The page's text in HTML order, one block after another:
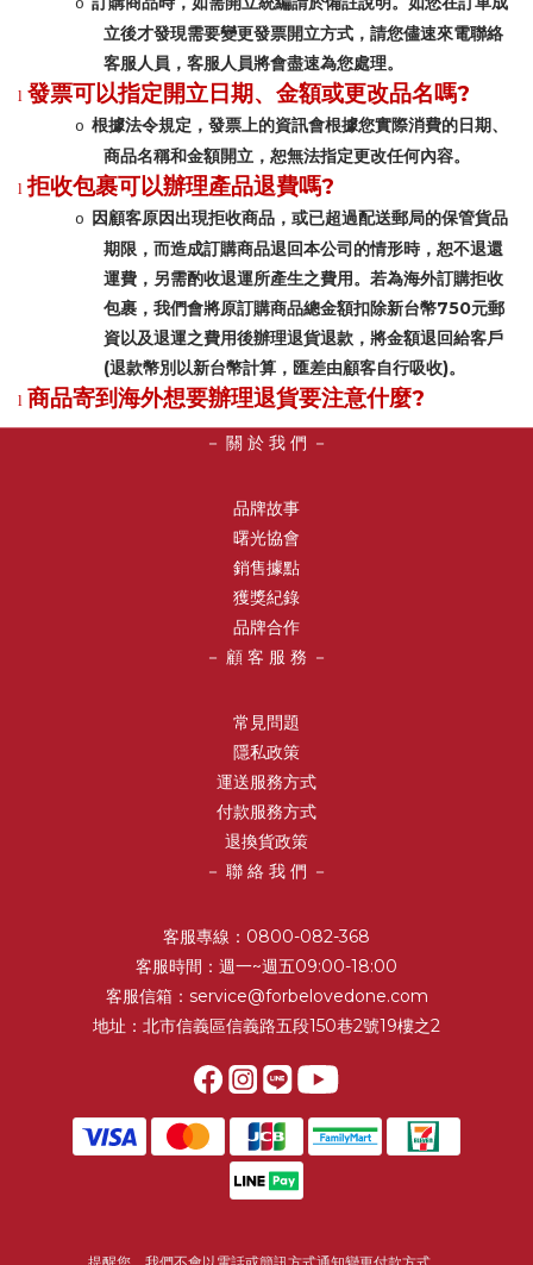
o
立後才發現需要變更發票開立方式，請您儘速來電聯絡
客服人員，客服人員將會盡速為您處理。
l 發票可以指定開立日期、金額或更改品名嗎?
o 根據法令規定，發票上的資訊會根據您實際消費的日期、
商品名稱和金額開立，恕無法指定更改任何內容。
l 拒收包裹可以辦理產品退費嗎?
o 因顧客原因出現拒收商品，或已超過配送郵局的保管貨品
期限，而造成訂購商品退回本公司的情形時，恕不退還
運費，另需酌收退運所產生之費用。若為海外訂購拒收
包裹，我們會將原訂購商品總金額扣除新台幣750元郵
資以及退運之費用後辦理退貨退款，將金額退回給客戶
(退款幣別以新台幣計算，匯差由顧客自行吸收)。
l 商品寄到海外想要辦理退貨要注意什麼?
－ 關 於 我 們 －
品牌故事
曙光協會
銷售據點
獲獎紀錄
品牌合作
－ 顧 客 服 務 －
常見問題
隱私政策
運送服務方式
付款服務方式
退換貨政策
－ 聯 絡 我 們 －
客服專線：0800-082-368
客服時間：週一~週五09:00-18:00
客服信箱：service@forbelovedone.com
地址：北市信義區信義路五段150巷2號19樓之2